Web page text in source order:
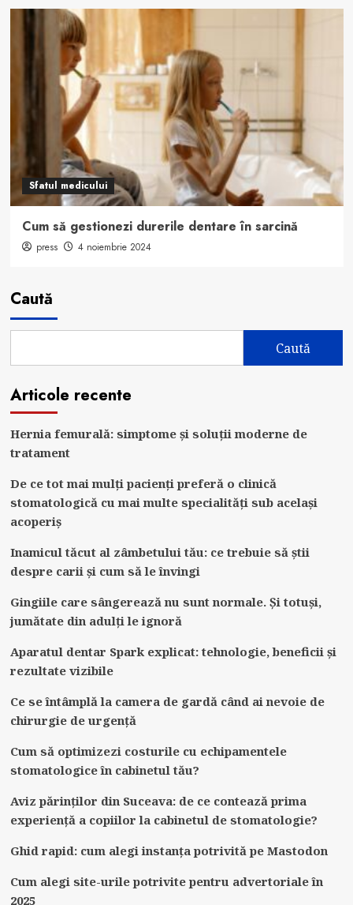
Sfatul medicului
Cum să gestionezi durerile dentare în sarcină
press 4 noiembrie 2024
Caută
Caută
Articole recente
Hernia femurală: simptome și soluții moderne de
tratament
De ce tot mai mulți pacienți preferă o clinică
stomatologică cu mai multe specialități sub același
acoperiș
Inamicul tăcut al zâmbetului tău: ce trebuie să știi
despre carii și cum să le învingi
Gingiile care sângerează nu sunt normale. Și totuși,
jumătate din adulți le ignoră
Aparatul dentar Spark explicat: tehnologie, beneficii și
rezultate vizibile
Ce se întâmplă la camera de gardă când ai nevoie de
chirurgie de urgență
Cum să optimizezi costurile cu echipamentele
stomatologice în cabinetul tău?
Aviz părinților din Suceava: de ce contează prima
experiență a copiilor la cabinetul de stomatologie?
Ghid rapid: cum alegi instanța potrivită pe Mastodon
Cum alegi site-urile potrivite pentru advertoriale în
2025